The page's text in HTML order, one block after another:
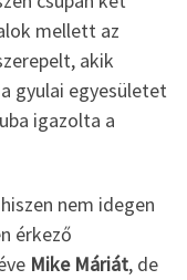
mellett az
akik
gyulai egyesületet
igazolta a
nem idegen
érkező
Mike Máriát, de